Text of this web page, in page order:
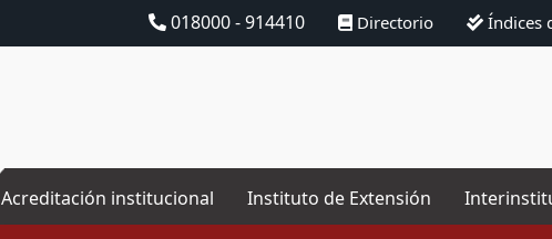
018000 - 914410 Directorio Índices
Acreditación institucional Instituto de Extensión